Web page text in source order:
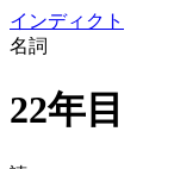
インディクト
名詞
22年目